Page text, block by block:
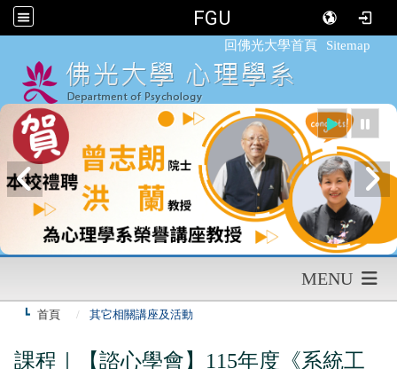
FGU
回佛光大學首頁 Sitemap
MENU
首頁 其它相關講座及活動
課程｜【諮心學會】115年度《系統工